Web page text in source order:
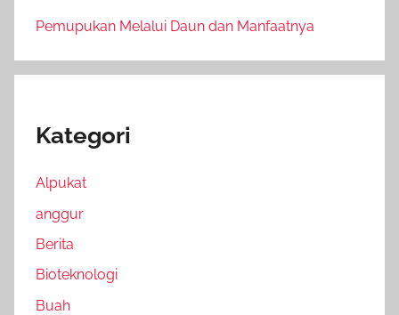
Pemupukan Melalui Daun dan Manfaatnya
Kategori
Alpukat
anggur
Berita
Bioteknologi
Buah